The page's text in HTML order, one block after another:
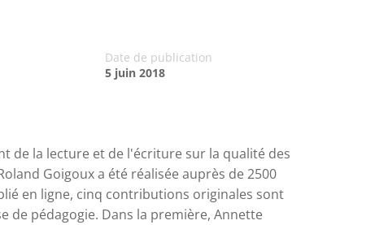
Date de publication
5 juin 2018
de la lecture et de l'écriture sur la qualité des
Goigoux a été réalisée auprès de 2500
en ligne, cinq contributions originales sont
de pédagogie. Dans la première, Annette